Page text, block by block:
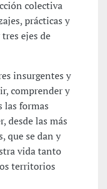
colectiva
prácticas y
ejes de
insurgentes y
comprender y
las formas
desde las más
que se dan y
vida tanto
territorios